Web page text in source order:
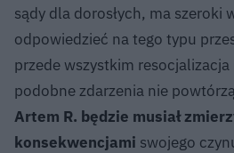
sądy dla dorosłych, ma szeroki
odpowiedzieć na tego typu
przede wszystkim
podobne zdarzenia nie
Artem R. będzie musiał
konsekwencjami swojego